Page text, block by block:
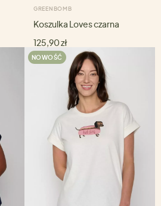
GREENBOMB
Koszulka Loves czarna
125,90 zł
NOWOŚĆ